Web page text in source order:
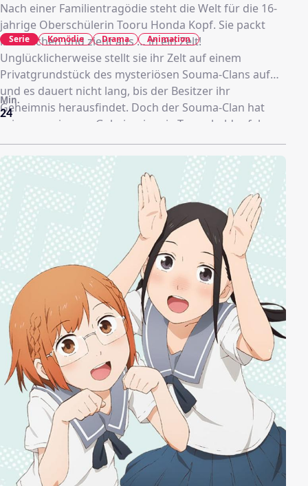
Nach einer Familientragödie steht die Welt für die 16-
jahrige Oberschülerin Tooru Honda Kopf. Sie packt
ihre Sachen und zieht aus … in ein Zelt!
Unglücklicherweise stellt sie ihr Zelt auf einem
Privatgrundstück des mysteriösen Souma-Clans auf
und es dauert nicht lang, bis der Besitzer ihr
Geheimnis herausfindet. Doch der Souma-Clan hat
sein ganz eigenes Geheimnis, wie Tooru bald erfahren
soll. Denn wenn Mitglieder des Clans von einer Person
des anderen Geschlechts umarmt werden, verwandeln
sie sich in die Tiere der chinesischen Sternzeichen.
24
Min.
Serie Komödie Drama Animation